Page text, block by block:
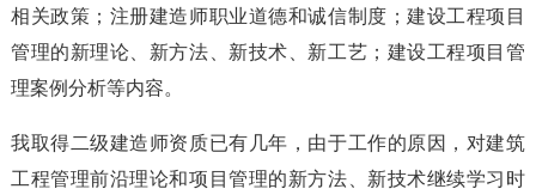
相关政策；注册建造师职业道德和诚信制度；建设工程项目
管理的新理论、新方法、新技术、新工艺；建设工程项目管
理案例分析等内容。
我取得二级建造师资质已有几年，由于工作的原因，对建筑
工程管理前沿理论和项目管理的新方法、新技术继续学习时